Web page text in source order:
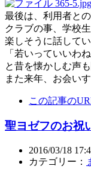
最後は、利用者との
クラブの事、学校
楽しそうに話して
「若いっていいわ
と昔を懐かしむ声
また来年、お会い
この記事の
聖ヨゼフのお祝
2016/03/18
カテゴリー：